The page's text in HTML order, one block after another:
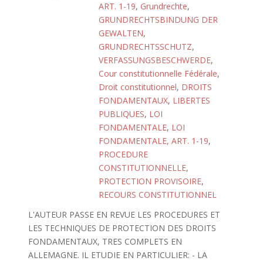
ART. 1-19, Grundrechte,
GRUNDRECHTSBINDUNG DER
GEWALTEN,
GRUNDRECHTSSCHUTZ,
VERFASSUNGSBESCHWERDE,
Cour constitutionnelle Fédérale,
Droit constitutionnel, DROITS
FONDAMENTAUX, LIBERTES
PUBLIQUES, LOI
FONDAMENTALE, LOI
FONDAMENTALE, ART. 1-19,
PROCEDURE
CONSTITUTIONNELLE,
PROTECTION PROVISOIRE,
RECOURS CONSTITUTIONNEL
L'AUTEUR PASSE EN REVUE LES PROCEDURES ET
LES TECHNIQUES DE PROTECTION DES DROITS
FONDAMENTAUX, TRES COMPLETS EN
ALLEMAGNE. IL ETUDIE EN PARTICULIER: - LA